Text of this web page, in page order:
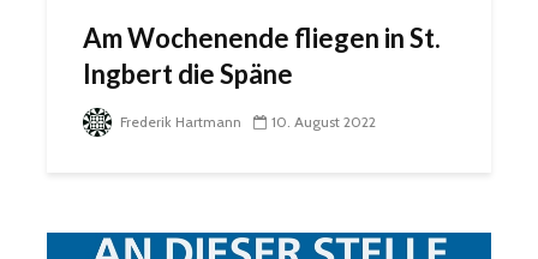
Am Wochenende fliegen in St.
Ingbert die Späne
Frederik Hartmann 10. August 2022